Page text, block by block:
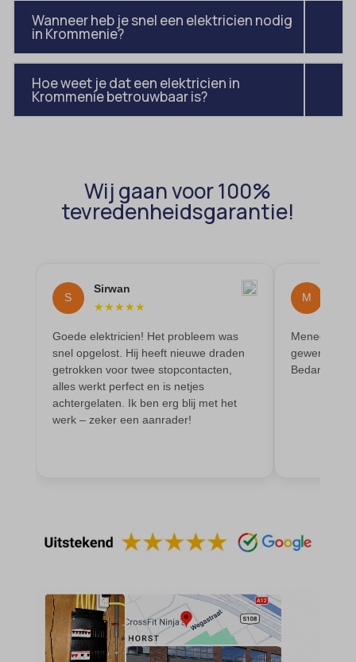
Wanneer heb je snel een elektricien nodig
in Krommenie?
Hoe weet je dat een elektricien in
Krommenie betrouwbaar is?
Wij gaan voor 100%
tevredenheidsgarantie!
S
Sirwan
★★★★★
Goede elektricien! Het probleem was
snel opgelost. Hij heeft nieuwe draden
getrokken voor twee stopcontacten,
alles werkt perfect en is netjes
achtergelaten. Ik ben erg blij met het
werk – zeker een aanrader!
M
Meneer
gewerkt en
Bedankt
et-editor-available-post-*
et-pb-recent-items-colors
et-pb-recent-items-font_family
gdpr_consent
intercom-session-*
sessionId
timezone
wordpress_logged_in_*
wordpress_test_cookie
wp-settings-*
wp-settings-time-*
av_tunnel
blocksy_cookies_consent_accepted
borlabs-cookie
cato_fw_inet
cli_cookie_consent
cookiesEnabled
domain
et-editing-post-*
et-recommend-sync-post-*
et-saved-post*
fs-cc
i18next
kconsent
klaro